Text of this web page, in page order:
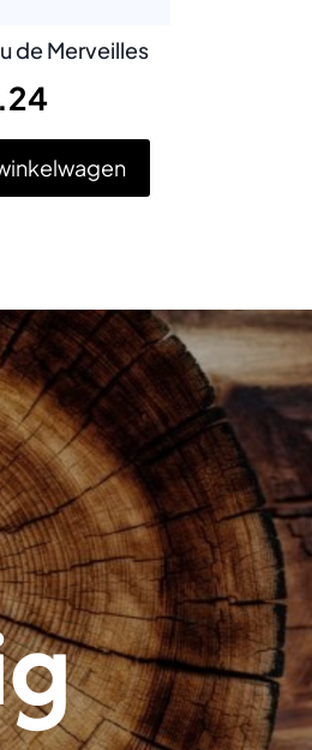
de Merveilles